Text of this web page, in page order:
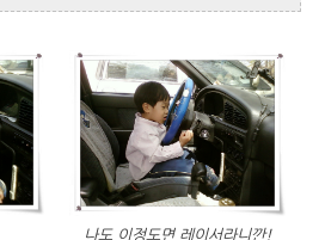
나도 이정도면 레이서라니깐!